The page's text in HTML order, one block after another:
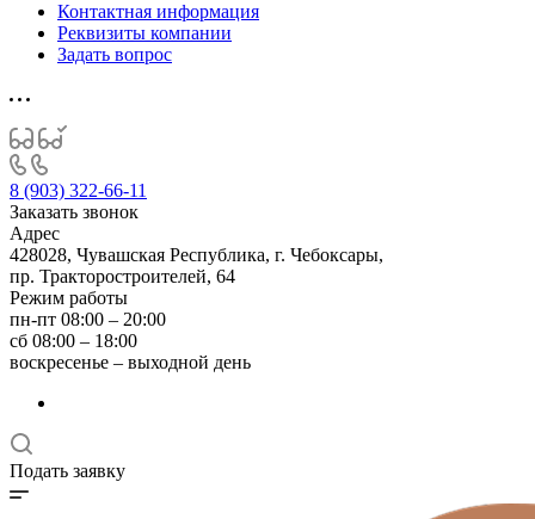
Контактная информация
Реквизиты компании
Задать вопрос
8 (903) 322-66-11
Заказать звонок
Адрес
428028, Чувашская Республика, г. Чебоксары,
пр. Тракторостроителей, 64
Режим работы
пн-пт 08:00 – 20:00
сб 08:00 – 18:00
воскресенье – выходной день
Подать заявку